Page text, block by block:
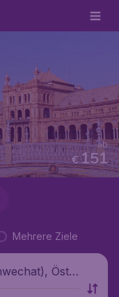
€151
ab
Mehrere Ziele
Öste